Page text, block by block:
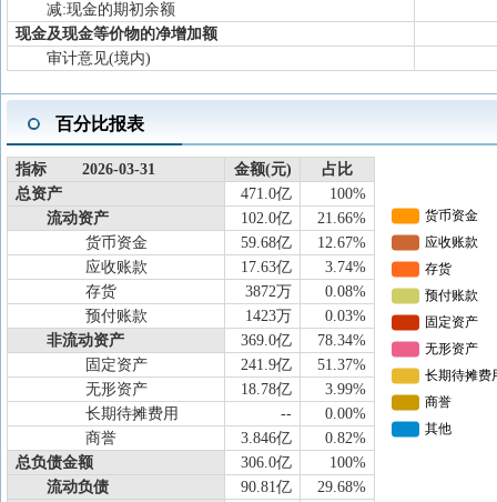
减:现金的期初余额
现金及现金等价物的净增加额
审计意见(境内)
百分比报表
指标 2026-03-31 金额(元)
占比
总资产
471.0亿
100%
流动资产
102.0亿
21.66%
货币资金
59.68亿
12.67%
应收账款
17.63亿
3.74%
存货
3872万
0.08%
预付账款
1423万
0.03%
非流动资产
369.0亿
78.34%
固定资产
241.9亿
51.37%
无形资产
18.78亿
3.99%
长期待摊费用
--
0.00%
商誉
3.846亿
0.82%
总负债金额
306.0亿
100%
流动负债
90.81亿
29.68%